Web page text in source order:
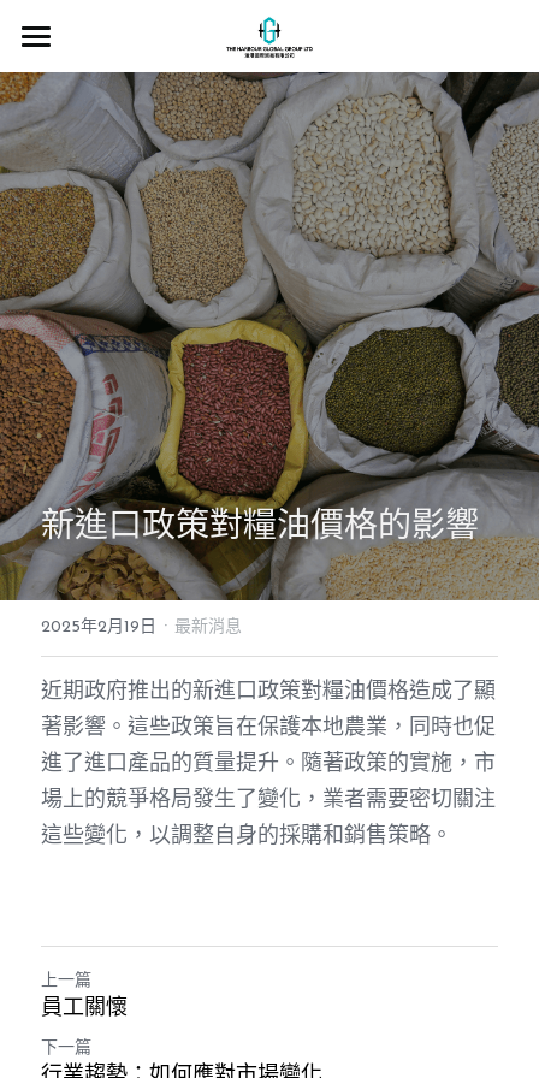
首頁
產品目錄
關於我們
聯絡我們
糧油知識
送貨區域
搜索
繁體中文
繁體中文
新進口政策對糧油價格的影響
2025年2月19日 · 最新消息
近期政府推出的新進口政策對糧油價格造成了顯
著影響。這些政策旨在保護本地農業，同時也促
進了進口產品的質量提升。隨著政策的實施，市
場上的競爭格局發生了變化，業者需要密切關注
這些變化，以調整自身的採購和銷售策略。
上一篇
員工關懷
下一篇
商品分類
所有商品分類